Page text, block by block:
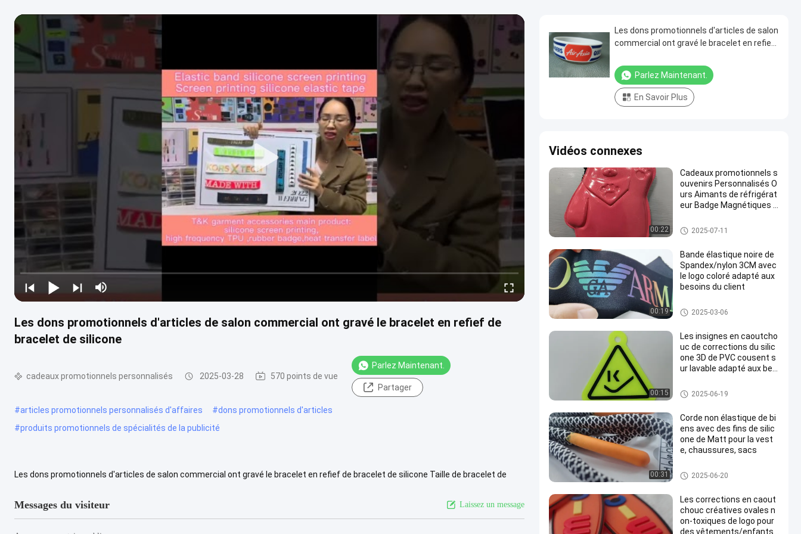
Les dons promotionnels d'articles de salon commercial ont gravé le bracelet en refief de
bracelet de silicone
cadeaux promotionnels personnalisés 2025-03-28 570 points de vue
Parlez Maintenant.
Partager
#articles promotionnels personnalisés d'affaires #dons promotionnels d'articles
#produits promotionnels de spécialités de la publicité
Les dons promotionnels d'articles de salon commercial ont gravé le bracelet en refief de bracelet de silicone Taille de bracelet de
Messages du visiteur Laissez un message
Les dons promotionnels d'articles de salon
commercial ont gravé le bracelet en refief
Parlez Maintenant.
En Savoir Plus
Vidéos connexes
00:22
Cadeaux promotionnels s
ouvenirs Personnalisés O
urs Aimants de réfrigérat
eur Badge Magnétiques e
colorés
cadeaux promotionnels perso
nnalisés
2025-07-11
00:19
Bande élastique noire de
Spandex/nylon 3CM avec
le logo coloré adapté aux
besoins du client
Tape à bande
2025-03-06
00:15
Les insignes en caoutcho
uc de corrections du silic
one 3D de PVC cousent s
ur lavable adapté aux bes
labels en caoutchouc de silico
ne
2025-06-19
00:31
Corde non élastique de bi
ens avec des fins de silic
one de Matt pour la vest
e, chaussures, sacs
corde de câble
2025-06-20
Les corrections en caout
chouc créatives ovales n
on-toxiques de logo pour
des vêtements/enfants